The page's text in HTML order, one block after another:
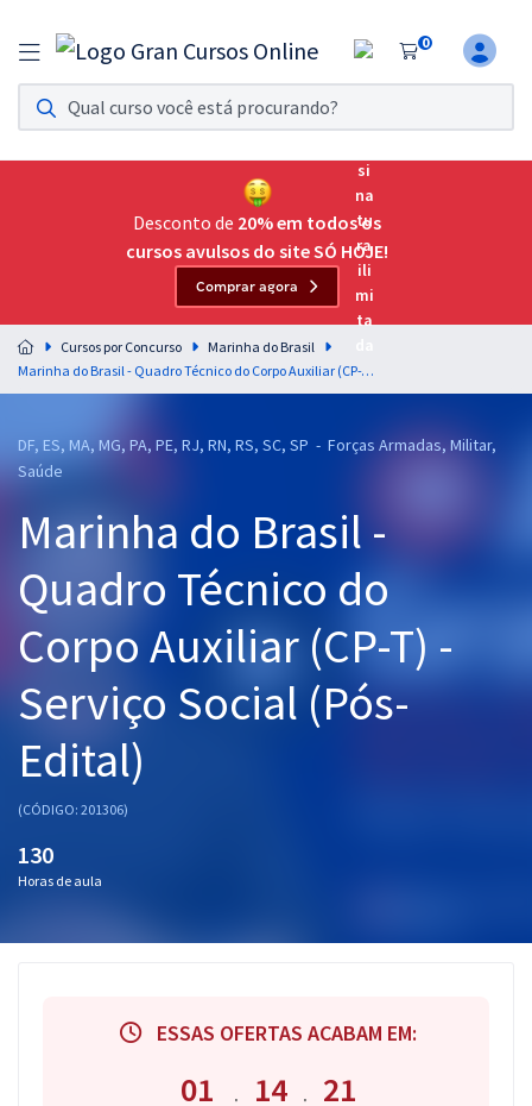
0
Assinatura Ilimitada 11
Acesso a todos os cursos. Teste grátis por 7 dias!
Assinatura OAB Até Passar
Acesso ilimitado a toda preparação para o Exame da
Residências Multiprofissionais
Preparação completa e intensiva para as principais
residências em saúde do Brasil
Assinatura Ilimitada
Graduação
OAB
Mentorias
Questões grátis
Blog
Desconto de 20% em todos os
cursos avulsos do site SÓ HOJE!
Comprar agora
Cursos por Concurso
Marinha do Brasil
Marinha do Brasil - Quadro Técnico do Corpo Auxiliar (CP-T) - Serviço Social (Pós-Edital)
DF, ES, MA, MG, PA, PE, RJ, RN, RS, SC, SP - Forças Armadas, Militar,
Saúde
Marinha do Brasil -
Quadro Técnico do
Corpo Auxiliar (CP-T) -
Serviço Social (Pós-
Edital)
(CÓDIGO: 201306)
130
Horas de aula
ESSAS OFERTAS ACABAM EM:
01 14 20